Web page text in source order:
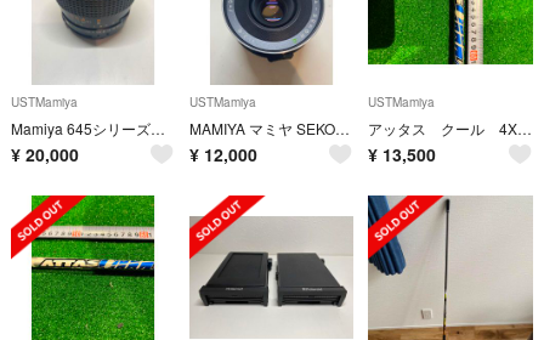
USTMamiya
Mamiya 645シリーズ用 Sekor セコールC 45mm F2.8
¥ 20,000
USTMamiya
MAMIYA マミヤ SEKOR C 90mm F3.8
¥ 12,000
USTMamiya
アッタス クール 4X 短尺 キャロウェイスリーブ
¥ 13,500